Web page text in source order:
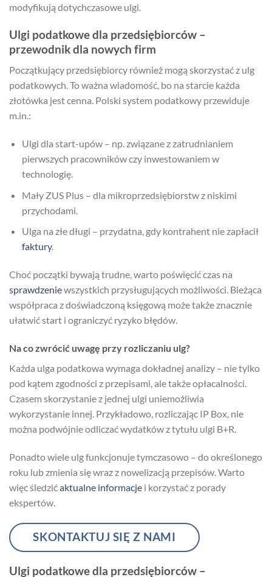
modyfikują dotychczasowe ulgi.
Ulgi podatkowe dla przedsiębiorców –
przewodnik dla nowych firm
Początkujący przedsiębiorcy również mogą skorzystać z ulg
podatkowych. To ważna wiadomość, bo na starcie każda
złotówka jest cenna. Polski system podatkowy przewiduje
m.in.:
Ulgi dla start-upów – np. związane z zatrudnianiem
pierwszych pracowników czy inwestowaniem w
technologię.
Mały ZUS Plus – dla mikroprzedsiębiorstw z niskimi
przychodami.
Ulga na złe długi – przydatna, gdy kontrahent nie zapłacił
faktury.
Choć początki bywają trudne, warto poświęcić czas na
sprawdzeniewszystkich przysługujących możliwości. Bieżąca
współpraca z doświadczoną księgową może także znacznie
ułatwić start i ograniczyć ryzyko błędów.
Na co zwrócić uwagę przy rozliczaniu ulg?
Każda ulga podatkowa wymaga dokładnej analizy – nie tylko
pod kątem zgodności z przepisami, ale także opłacalności.
Czasem skorzystanie z jednej ulgi uniemożliwia
wykorzystanie innej. Przykładowo, rozliczając IP Box, nie
można podwójnie odliczać wydatków z tytułu ulgi B+R.
Ponadto wiele ulg funkcjonuje tymczasowo – do określonego
roku lub zmienia się wraz z nowelizacją przepisów. Warto
więc śledzićaktualne informacje i korzystać z porady
ekspertów.
SKONTAKTUJ SIĘ Z NAMI
Ulgi podatkowe dla przedsiębiorców –